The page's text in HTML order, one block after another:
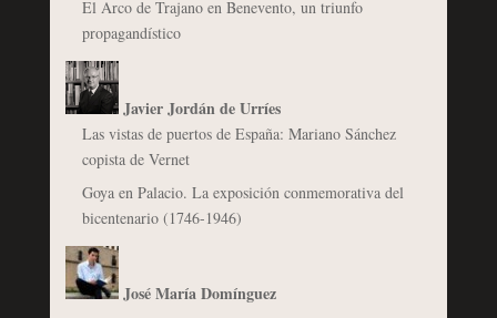
El Arco de Trajano en Benevento, un triunfo
propagandístico
Javier Jordán de Urríes
Las vistas de puertos de España: Mariano Sánchez
copista de Vernet
Goya en Palacio. La exposición conmemorativa del
bicentenario (1746-1946)
José María Domínguez